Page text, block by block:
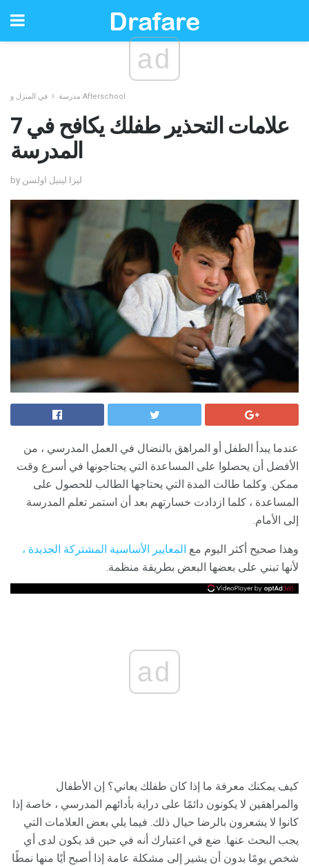
ad
مدرسة في المنزل و Afterschool
7 علامات التحذير طفلك يكافح في
المدرسة
by ليزا لينيل اولسن
عندما يبدأ الطفل أو المراهق بالنضال في العمل المدرسي ، من
الأفضل أن يحصلوا على المساعدة التي يحتاجونها في أسرع وقت
ممكن. وكلما طالت المدة التي يحتاجها الطالب للحصول على
المساعدة ، كلما ازدادت خسارتهم بعد أن استمر تعلم المدرسة
إلى الأمام.
وهذا صحيح أكثر اليوم مع المعايير الأساسية المشتركة الجديدة ،
لأنها تبني على بعضها البعض بطريقة منظمة.
ad
كيف يمكنك معرفة ما إذا كان طفلك يعاني؟ إن الأطفال
والمراهقين لا يكونون دائمًا على دراية بأدائهم المدرسي ، خاصة إذا
كانوا لا يشعرون بالرضا حيال ذلك. فيما يلي بعض العلامات التي
يجب البحث عنها. ضع في اعتبارك أنه في حين قد يكون لدى أي
شخص يومًا بدون أن يشير إلى مشكلة عامة إذا أصبح أيًا منها نمطًا